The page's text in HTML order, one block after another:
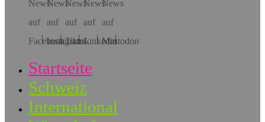
Hol dir die App!
Startseite
Schweiz
International